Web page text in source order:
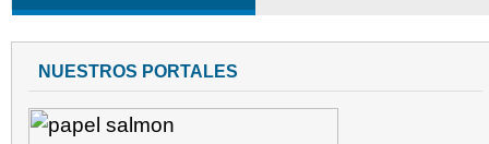
NUESTROS PORTALES